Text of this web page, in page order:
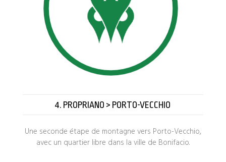
4. PROPRIANO > PORTO-VECCHIO
Une seconde étape de montagne vers Porto-Vecchio,
avec un quartier libre dans la ville de Bonifacio.